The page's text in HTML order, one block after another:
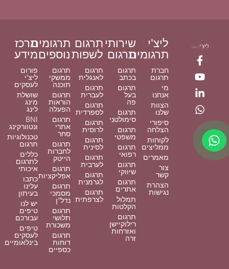
ליצ'י
תרגומים
חברת
תרגום
מי
אנחנו
הצוות
שלנו
סיפורי
הצלחה
לקוחות
ממליצים
מאמרים
צור
קשר
הצהרת
נגישות
שירותי
תרגום
תרגום
בכתב
תרגום
בעל
פה
תרגום
סימולטני
תרגום
משפטי
תרגום
רפואי
תרגום
שיווקי
תרגום
אתרים
תמלול
הקלטות
תרגום
רילוקיישן
ואזרחות
זרה
תרגום
לשפות
תרגום
לאנגלית
תרגום
לעברית
תרגום
לספרדית
תרגום
לרוסית
תרגום
לסינית
תרגום
לערבית
תרגום
לגרמנית
תרגום
לצרפתית
תרגומים
נוספים
תרגום
ממשקי
תוכנה
תרגום
הוראות
הפעלה
תרגום
אתרי
סחר
תרגום
לחברות
הייטק
תרגום
אפליקציות
תרגום
מסמכי
נדל"ן
תרגום
תלושי
משכורת
תרגום
דוחות
כספיים
מרכז
מידע
פורום
ליצ'י
לעסקים
שושלת
מינג
לינג
BNI
ונטוורקינג
טכנולוגיות
תרגום
כללים
לתרגום
איכותי
כתבו
עלינו
בעיתון
יש לנו
טיפים
עבורכם
טיפים
לעסקים
בינלאומיים